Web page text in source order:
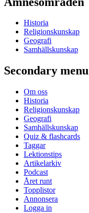
Historia
Religionskunskap
Geografi
Samhällskunskap
Secondary menu
Om oss
Historia
Religionskunskap
Geografi
Samhällskunskap
Quiz & flashcards
Taggar
Lektionstips
Artikelarkiv
Podcast
Året runt
Topplistor
Annonsera
Logga in